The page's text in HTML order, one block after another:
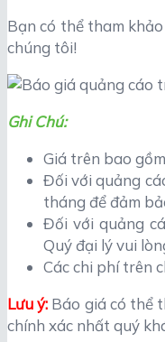
Bạn có thể tham khảo
chúng tôi!
Ghi Chú:
Giá trên bao
Đối với quảng
tháng để đảm
Đối với quảng
Quý đại lý vui
Các chi phí trên
Lưu ý: Báo giá có thể
chính xác nhất quý